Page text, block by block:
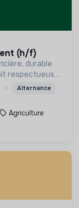
(h/f)
durable
respectueuse
Alternance
Agriculture